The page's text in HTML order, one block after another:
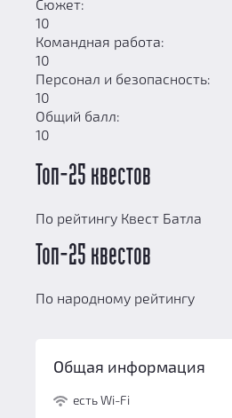
Сюжет:
10
Командная работа:
10
Персонал и безопасность:
10
Общий балл:
10
Топ-25 квестов
По рейтингу Квест Батла
Топ-25 квестов
По народному рейтингу
Общая информация
есть Wi-Fi